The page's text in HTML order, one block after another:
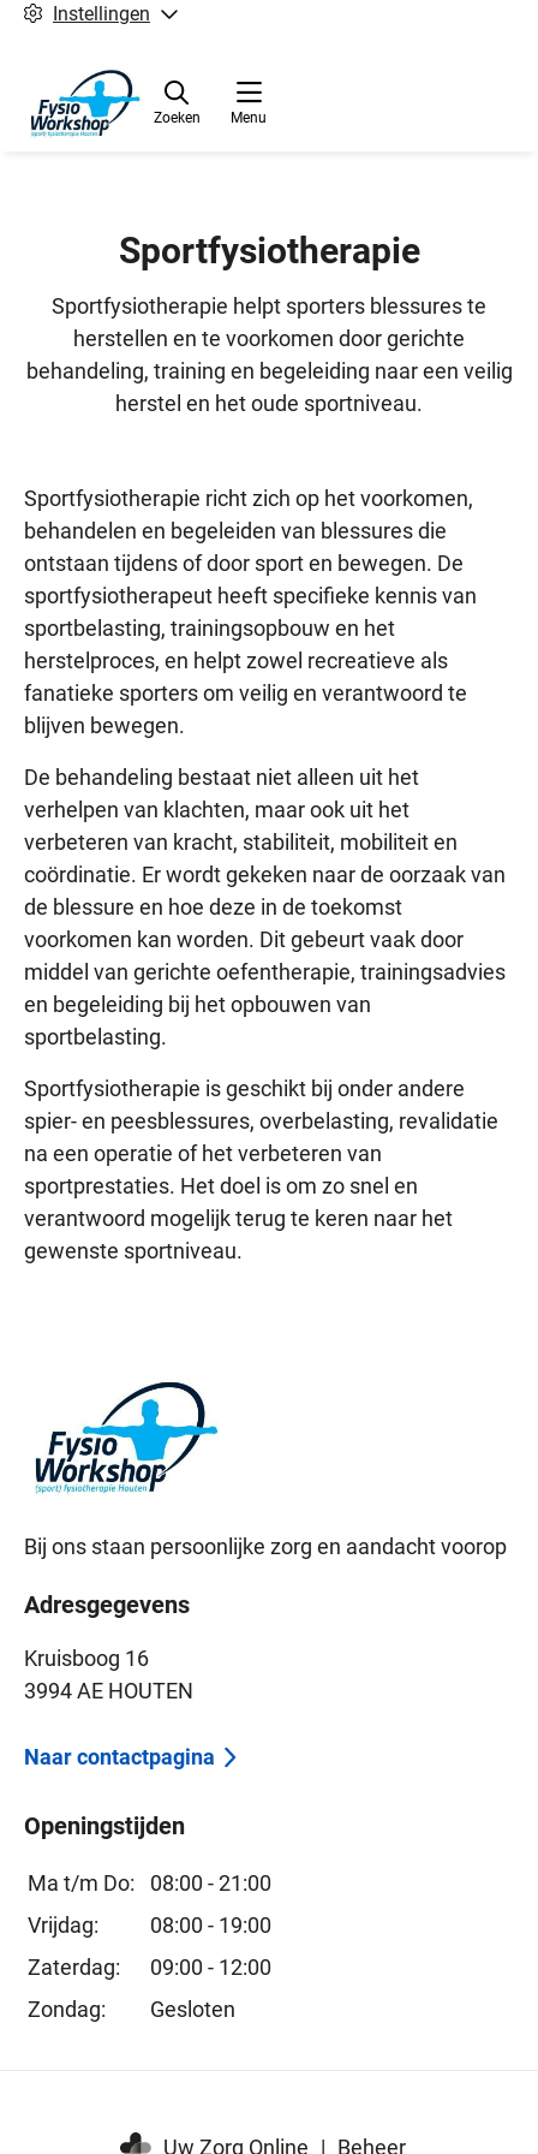
Instellingen
Menu
Zoeken
Sportfysiotherapie
Sportfysiotherapie helpt sporters blessures te
herstellen en te voorkomen door gerichte
behandeling, training en begeleiding naar een veilig
herstel en het oude sportniveau.
Sportfysiotherapie richt zich op het voorkomen,
behandelen en begeleiden van blessures die
ontstaan tijdens of door sport en bewegen. De
sportfysiotherapeut heeft specifieke kennis van
sportbelasting, trainingsopbouw en het
herstelproces, en helpt zowel recreatieve als
fanatieke sporters om veilig en verantwoord te
blijven bewegen.
De behandeling bestaat niet alleen uit het
verhelpen van klachten, maar ook uit het
verbeteren van kracht, stabiliteit, mobiliteit en
coördinatie. Er wordt gekeken naar de oorzaak van
de blessure en hoe deze in de toekomst
voorkomen kan worden. Dit gebeurt vaak door
middel van gerichte oefentherapie, trainingsadvies
en begeleiding bij het opbouwen van
sportbelasting.
Sportfysiotherapie is geschikt bij onder andere
spier- en peesblessures, overbelasting, revalidatie
na een operatie of het verbeteren van
sportprestaties. Het doel is om zo snel en
verantwoord mogelijk terug te keren naar het
gewenste sportniveau.
Bij ons staan persoonlijke zorg en aandacht voorop
Adresgegevens
Kruisboog 16
3994 AE HOUTEN
Naar contactpagina
Openingstijden
Ma t/m Do:
08:00 - 21:00
Vrijdag:
08:00 - 19:00
Zaterdag:
09:00 - 12:00
Zondag:
Gesloten
Uw Zorg Online | Beheer